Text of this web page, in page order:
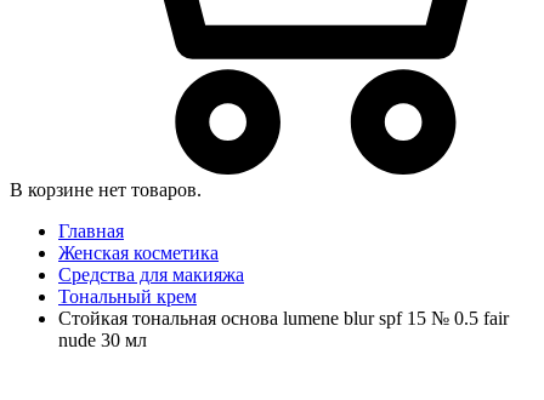
В корзине нет товаров.
Главная
Женская косметика
Средства для макияжа
Тональный крем
Стойкая тональная основа lumene blur spf 15 № 0.5 fair
nude 30 мл